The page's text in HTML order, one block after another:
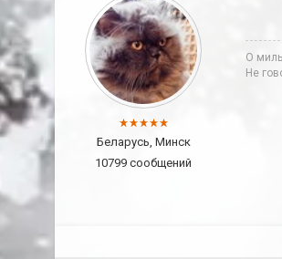
Беларусь, Минск
10799 сообщений
О
Не